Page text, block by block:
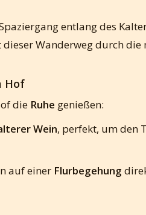
entlang des
Wanderweg durch die
Hof
die Ruhe genießen:
Wein, perfekt, um den
auf einer Flurbegehung